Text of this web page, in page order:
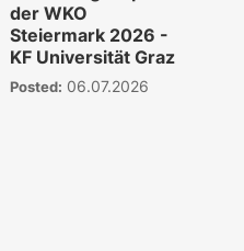
der WKO
Steiermark 2026 -
KF Universität Graz
Posted: 06.07.2026